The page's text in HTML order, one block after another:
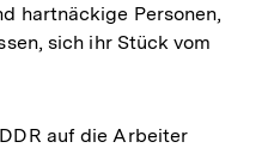
hartnäckige Personen,
sich ihr Stück vom
auf die Arbeiter